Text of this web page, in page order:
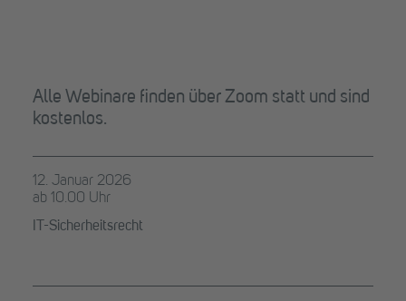
Alle Webinare finden über Zoom statt und sind
kostenlos.
12. Januar 2026
ab 10.00 Uhr
IT-Sicherheitsrecht